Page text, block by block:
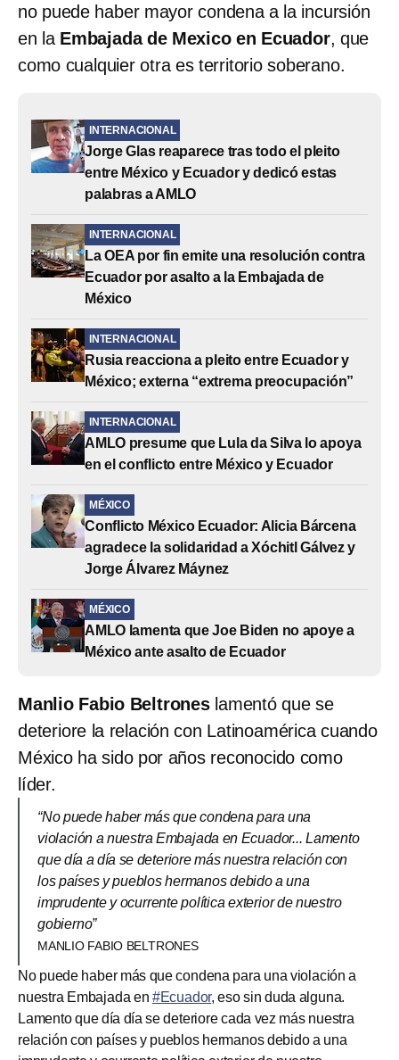
no puede haber mayor condena a la incursión
en la Embajada de Mexico en Ecuador, que
como cualquier otra es territorio soberano.
INTERNACIONAL
Jorge Glas reaparece tras todo el pleito
entre México y Ecuador y dedicó estas
palabras a AMLO
INTERNACIONAL
La OEA por fin emite una resolución contra
Ecuador por asalto a la Embajada de
México
INTERNACIONAL
Rusia reacciona a pleito entre Ecuador y
México; externa “extrema preocupación”
INTERNACIONAL
AMLO presume que Lula da Silva lo apoya
en el conflicto entre México y Ecuador
MÉXICO
Conflicto México Ecuador: Alicia Bárcena
agradece la solidaridad a Xóchitl Gálvez y
Jorge Álvarez Máynez
MÉXICO
AMLO lamenta que Joe Biden no apoye a
México ante asalto de Ecuador
Manlio Fabio Beltroneslamentó que se
deteriore la relación con Latinoamérica cuando
México ha sido por años reconocido como
líder.
“No puede haber más que condena para una
violación a nuestra Embajada en Ecuador... Lamento
que día a día se deteriore más nuestra relación con
los países y pueblos hermanos debido a una
imprudente y ocurrente política exterior de nuestro
gobierno”
MANLIO FABIO BELTRONES
No puede haber más que condena para una violación a
nuestra Embajada en #Ecuador, eso sin duda alguna.
Lamento que día día se deteriore cada vez más nuestra
relación con países y pueblos hermanos debido a una